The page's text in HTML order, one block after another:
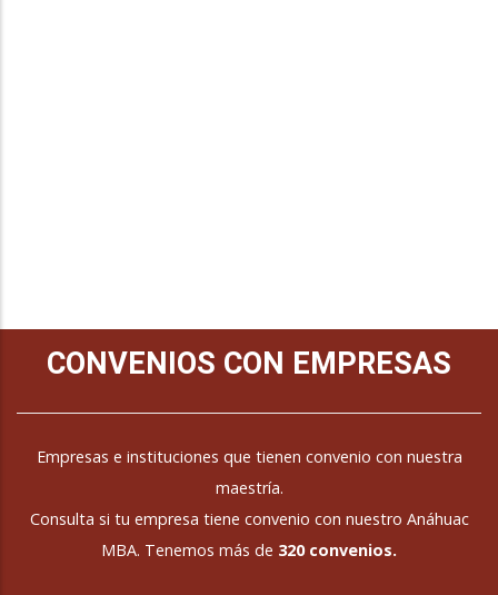
CONVENIOS CON EMPRESAS
Empresas e instituciones que tienen convenio con nuestra
maestría.
Consulta si tu empresa tiene convenio con nuestro Anáhuac
MBA. Tenemos más de 320 convenios.